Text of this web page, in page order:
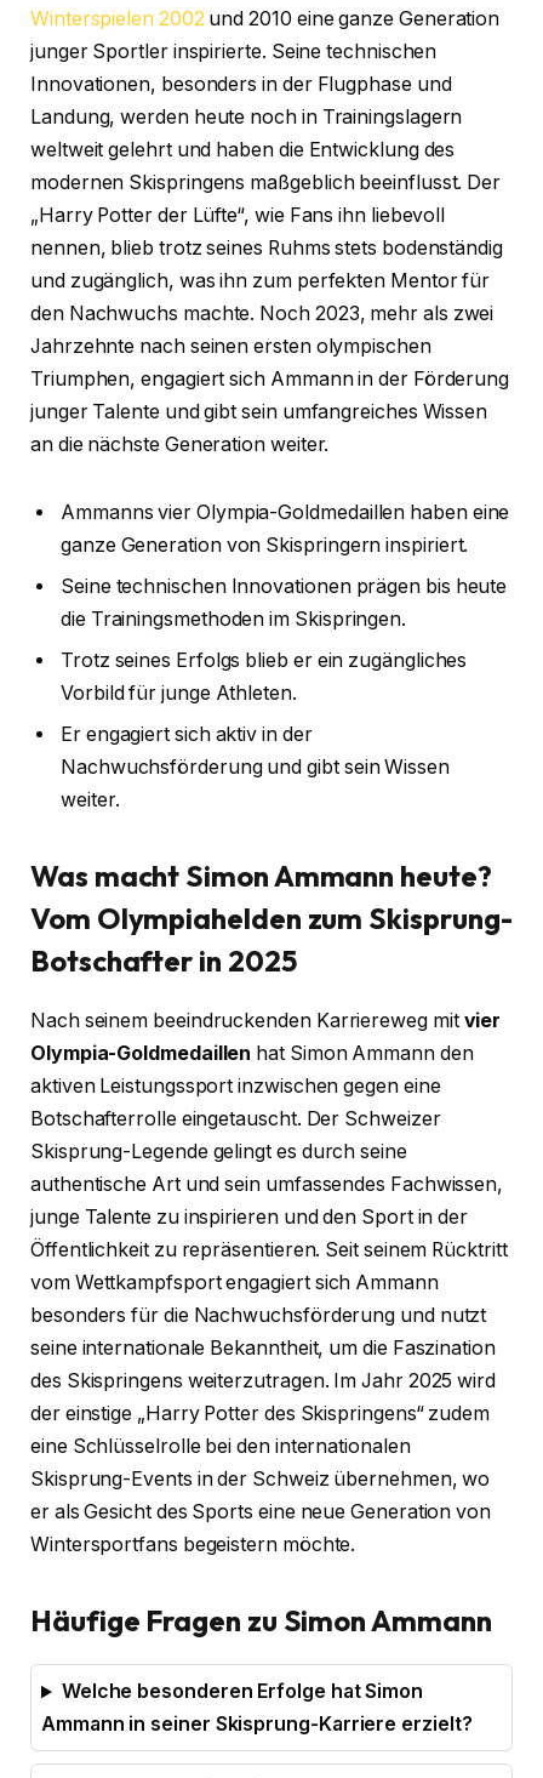
Winterspielen 2002 und 2010 eine ganze Generation
junger Sportler inspirierte. Seine technischen
Innovationen, besonders in der Flugphase und
Landung, werden heute noch in Trainingslagern
weltweit gelehrt und haben die Entwicklung des
modernen Skispringens maßgeblich beeinflusst. Der
„Harry Potter der Lüfte“, wie Fans ihn liebevoll
nennen, blieb trotz seines Ruhms stets bodenständig
und zugänglich, was ihn zum perfekten Mentor für
den Nachwuchs machte. Noch 2023, mehr als zwei
Jahrzehnte nach seinen ersten olympischen
Triumphen, engagiert sich Ammann in der Förderung
junger Talente und gibt sein umfangreiches Wissen
an die nächste Generation weiter.
Ammanns vier Olympia-Goldmedaillen haben eine
ganze Generation von Skispringern inspiriert.
Seine technischen Innovationen prägen bis heute
die Trainingsmethoden im Skispringen.
Trotz seines Erfolgs blieb er ein zugängliches
Vorbild für junge Athleten.
Er engagiert sich aktiv in der
Nachwuchsförderung und gibt sein Wissen
weiter.
Was macht Simon Ammann heute?
Vom Olympiahelden zum Skisprung-
Botschafter in 2025
Nach seinem beeindruckenden Karriereweg mit vier
Olympia-Goldmedaillen hat Simon Ammann den
aktiven Leistungssport inzwischen gegen eine
Botschafterrolle eingetauscht. Der Schweizer
Skisprung-Legende gelingt es durch seine
authentische Art und sein umfassendes Fachwissen,
junge Talente zu inspirieren und den Sport in der
Öffentlichkeit zu repräsentieren. Seit seinem Rücktritt
vom Wettkampfsport engagiert sich Ammann
besonders für die Nachwuchsförderung und nutzt
seine internationale Bekanntheit, um die Faszination
des Skispringens weiterzutragen. Im Jahr 2025 wird
der einstige „Harry Potter des Skispringens“ zudem
eine Schlüsselrolle bei den internationalen
Skisprung-Events in der Schweiz übernehmen, wo
er als Gesicht des Sports eine neue Generation von
Wintersportfans begeistern möchte.
Häufige Fragen zu Simon Ammann
Welche besonderen Erfolge hat Simon
Ammann in seiner Skisprung-Karriere erzielt?